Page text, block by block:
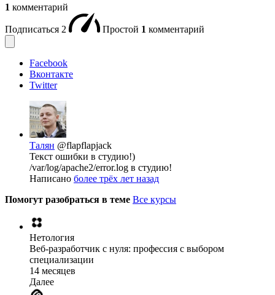
1 комментарий
Подписаться 2 Простой 1 комментарий
Facebook
Вконтакте
Twitter
Талян @flapflapjack
Текст ошибки в студию!)
/var/log/apache2/error.log в студию!
Написано более трёх лет назад
Помогут разобраться в теме Все курсы
Нетология
Веб-разработчик с нуля: профессия с выбором
специализации
14 месяцев
Далее